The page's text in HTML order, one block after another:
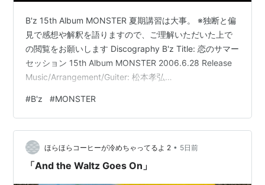
B'z 15th Album MONSTER 夏期講習は大事。 ※独断と偏
見で感想や解釈を語りますので、ご理解いただいた上で
の閲覧をお願いします Discography B'z Title: 恋のサマー
セッション 15th Album MONSTER 2006.6.28 Release
Music/Arrangement/Guiter: 松本孝弘
Arrangement/Bass/Chorus: 徳永暁人
Drums/Percussion: Shane Gaalaas Keyboards: 小野塚晃
Trumpet: 上石統 Trom…
#B'z #MONSTER
ほらほらコーヒーが冷めちゃってるよ 2 • 5日前
「And the Waltz Goes On」